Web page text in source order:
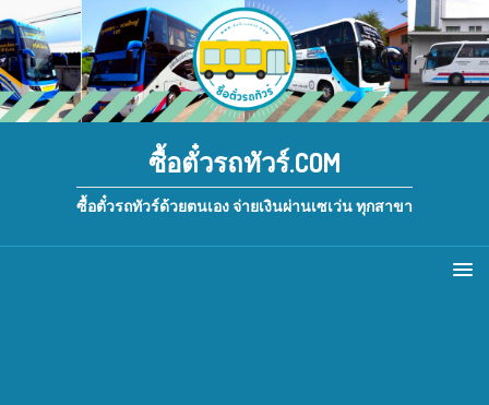
ซื้อตั๋วรถทัวร์.COM
ซื้อตั๋วรถทัวร์ด้วยตนเอง จ่ายเงินผ่านเซเว่น ทุกสาขา